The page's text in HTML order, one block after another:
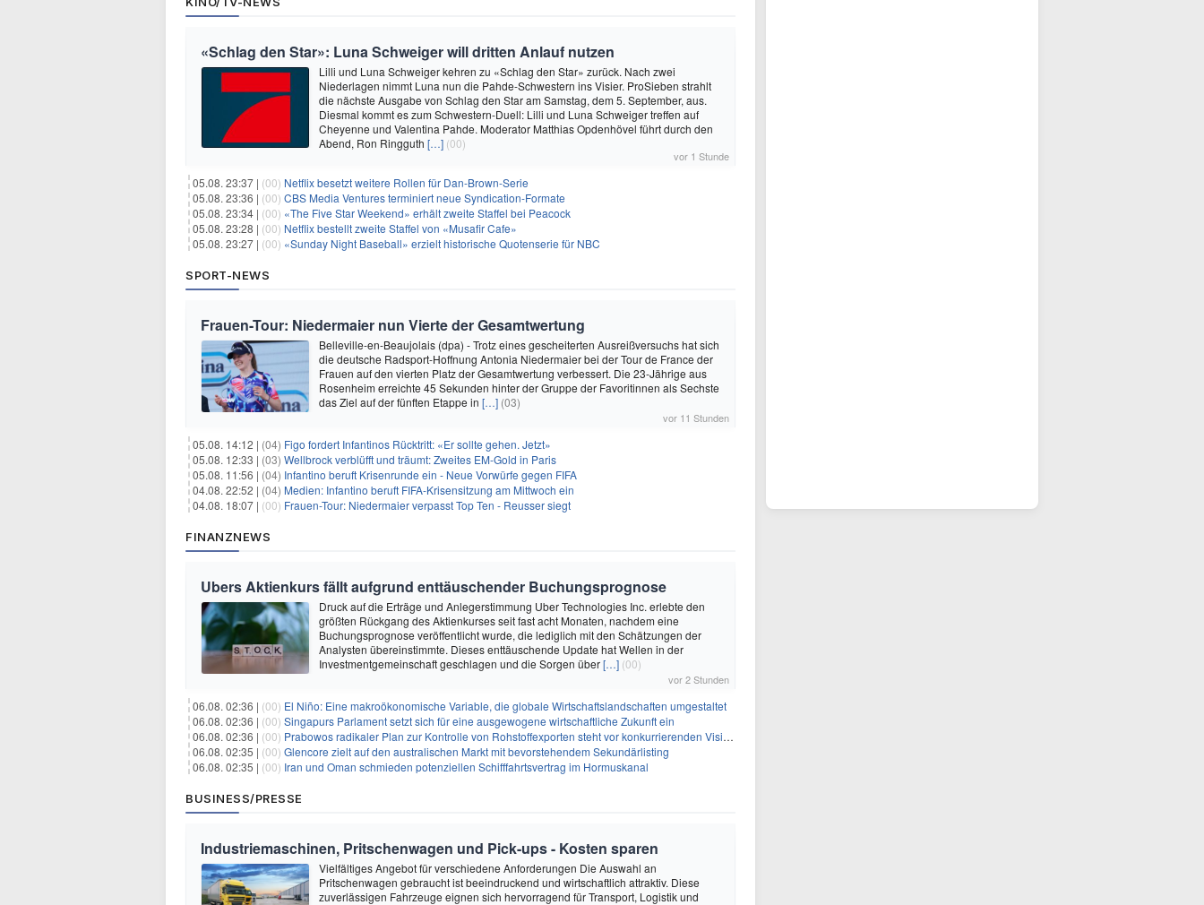
«Schlag den Star»: Luna Schweiger will dritten Anlauf nutzen
Lilli und Luna Schweiger kehren zu «Schlag den Star» zurück. Nach zwei
Niederlagen nimmt Luna nun die Pahde-Schwestern ins Visier. ProSieben strahlt
die nächste Ausgabe von Schlag den Star am Samstag, dem 5. September, aus.
Diesmal kommt es zum Schwestern-Duell: Lilli und Luna Schweiger treffen auf
Cheyenne und Valentina Pahde. Moderator Matthias Opdenhövel führt durch den
Abend, Ron Ringguth […] (00)
vor 1 Stunde
05.08. 23:37 | (00) Netflix besetzt weitere Rollen für Dan-Brown-Serie
05.08. 23:36 | (00) CBS Media Ventures terminiert neue Syndication-Formate
05.08. 23:34 | (00) «The Five Star Weekend» erhält zweite Staffel bei Peacock
05.08. 23:28 | (00) Netflix bestellt zweite Staffel von «Musafir Cafe»
05.08. 23:27 | (00) «Sunday Night Baseball» erzielt historische Quotenserie für NBC
SPORT-NEWS
Frauen-Tour: Niedermaier nun Vierte der Gesamtwertung
Belleville-en-Beaujolais (dpa) - Trotz eines gescheiterten Ausreißversuchs hat sich
die deutsche Radsport-Hoffnung Antonia Niedermaier bei der Tour de France der
Frauen auf den vierten Platz der Gesamtwertung verbessert. Die 23-Jährige aus
Rosenheim erreichte 45 Sekunden hinter der Gruppe der Favoritinnen als Sechste
das Ziel auf der fünften Etappe in […] (03)
vor 11 Stunden
05.08. 14:12 | (04) Figo fordert Infantinos Rücktritt: «Er sollte gehen. Jetzt»
05.08. 12:33 | (03) Wellbrock verblüfft und träumt: Zweites EM-Gold in Paris
05.08. 11:56 | (04) Infantino beruft Krisenrunde ein - Neue Vorwürfe gegen FIFA
04.08. 22:52 | (04) Medien: Infantino beruft FIFA-Krisensitzung am Mittwoch ein
04.08. 18:07 | (00) Frauen-Tour: Niedermaier verpasst Top Ten - Reusser siegt
FINANZNEWS
Ubers Aktienkurs fällt aufgrund enttäuschender Buchungsprognose
Druck auf die Erträge und Anlegerstimmung Uber Technologies Inc. erlebte den
größten Rückgang des Aktienkurses seit fast acht Monaten, nachdem eine
Buchungsprognose veröffentlicht wurde, die lediglich mit den Schätzungen der
Analysten übereinstimmte. Dieses enttäuschende Update hat Wellen in der
Investmentgemeinschaft geschlagen und die Sorgen über[…] (00)
vor 2 Stunden
06.08. 02:36 | (00) El Niño: Eine makroökonomische Variable, die globale Wirtschaftslandschaften umgestaltet
06.08. 02:36 | (00) Singapurs Parlament setzt sich für eine ausgewogene wirtschaftliche Zukunft ein
06.08. 02:36 | (00) Prabowos radikaler Plan zur Kontrolle von Rohstoffexporten steht vor konkurrierenden Visionen
06.08. 02:35 | (00) Glencore zielt auf den australischen Markt mit bevorstehendem Sekundärlisting
06.08. 02:35 | (00) Iran und Oman schmieden potenziellen Schifffahrtsvertrag im Hormuskanal
BUSINESS/PRESSE
Industriemaschinen, Pritschenwagen und Pick-ups - Kosten sparen
Vielfältiges Angebot für verschiedene Anforderungen Die Auswahl an
Pritschenwagen gebraucht ist beeindruckend und wirtschaftlich attraktiv. Diese
zuverlässigen Fahrzeuge eignen sich hervorragend für Transport, Logistik und